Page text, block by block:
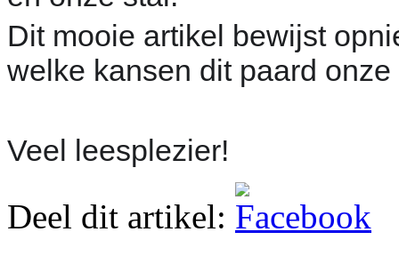
Dit mooie artikel bewijst
welke kansen dit paard
Veel leesplezier!
Deel dit artikel: